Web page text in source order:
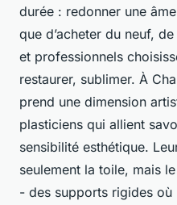
durée : redonner une
que d’acheter du neuf,
et professionnels
restaurer, sublimer. À
prend une dimension
plasticiens qui allient
sensibilité esthétique.
seulement la toile, mais
- des supports rigides où